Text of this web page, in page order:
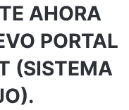
AHORA
PORTAL
(SISTEMA